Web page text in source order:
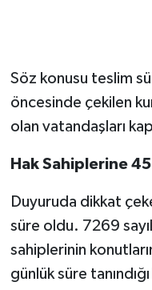
Söz konusu teslim
öncesinde çekilen
olan vatandaşları
Hak Sahiplerine
Duyuruda dikkat
süre oldu. 7269
sahiplerinin
günlük süre